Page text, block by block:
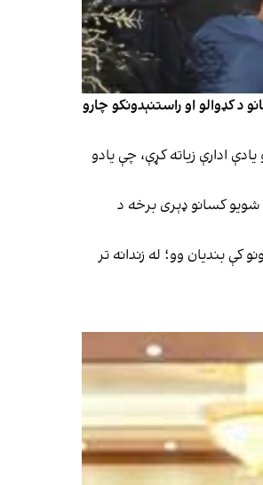
طالبانو د کډوالو او راستنېدونکو چارو
ادارې زیاته کړې، چې یادو
کسانو ډېری برخه د
ورکړی، ۷۹ افغان کډوال چې د پاکستان په زندانونو کې بندیان وو؛ له زندانه تر